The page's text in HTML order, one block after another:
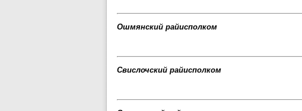
Ошмянский райисполком
Свислочский райисполком